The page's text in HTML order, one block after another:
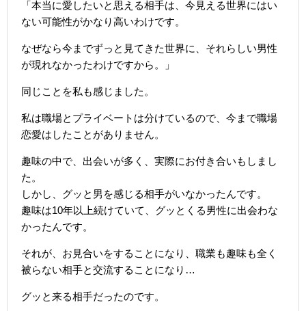
「本当に愛したいと思える相手は、今見える世界にはい
ない可能性がかなり高いわけです。
なぜなら今までずっと見てきた世界に、それらしい男性
が現れなかったわけですから。」
同じことを私も感じました。
私は職場とプライベートは分けているので、今まで職場
恋愛はしたことがありません。
趣味の中で、出会いが多く、実際にお付き合いもしまし
た。
しかし、グッと男を感じる相手がいなかったんです。
趣味は10年以上続けていて、グッとくる男性に出会わな
かったんです。
それが、お見合いをすることになり、職業も趣味も全く
被らない相手と交流することになり…
グッと来る相手だったのです。